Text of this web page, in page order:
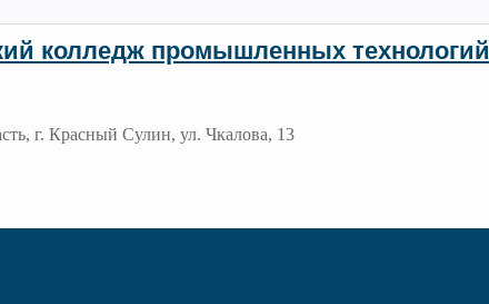
колледж промышленных технологий
г. Красный Сулин, ул. Чкалова, 13